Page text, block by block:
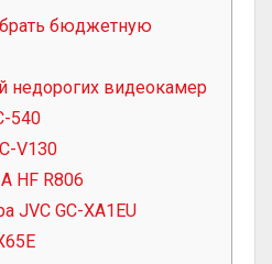
бюджетную
недорогих видеокамер
540
V130
HF R806
JVC GC-XA1EU